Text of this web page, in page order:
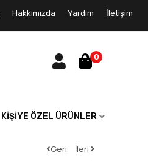
Hakkımızda Yardım İletişim
0
KIŞIYE ÖZEL ÜRÜNLER
Geri İleri